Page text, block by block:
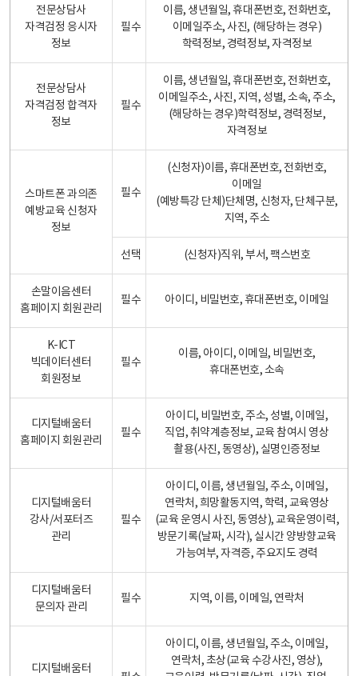
전문상담사
자격검정 응시자
정보
필수
이름, 생년월일, 휴대폰번호, 전화번호,
이메일주소, 사진, (해당하는 경우)
학력정보, 경력정보, 자격정보
전문상담사
자격검정 합격자
정보
필수
이름, 생년월일, 휴대폰번호, 전화번호,
이메일주소, 사진, 지역, 성별, 소속, 주소,
(해당하는 경우)학력정보, 경력정보,
자격정보
스마트폰 과의존
예방교육 신청자
정보
필수
(신청자)이름, 휴대폰번호, 전화번호,
이메일
(예방특강 단체)단체명, 신청자, 단체구분,
지역, 주소
선택 (신청자)직위, 부서, 팩스번호
손말이음센터
홈페이지 회원관리
필수 아이디, 비밀번호, 휴대폰번호, 이메일
K-ICT
빅데이터센터
회원정보
필수
이름, 아이디, 이메일, 비밀번호,
휴대폰번호, 소속
디지털배움터
홈페이지 회원관리
필수
아이디, 비밀번호, 주소, 성별, 이메일,
직업, 취약계층정보, 교육 참여시 영상
촬용(사진, 동영상), 실명인증정보
디지털배움터
강사/서포터즈
관리
필수
아이디, 이름, 생년월일, 주소, 이메일,
연락처, 희망활동지역, 학력, 교육영상
(교육 운영시 사진, 동영상), 교육운영이력,
방문기록(날짜, 시각), 실시간 양방향교육
가능여부, 자격증, 주요지도 경력
디지털배움터
문의자 관리
필수 지역, 이름, 이메일, 연락처
디지털배움터
아이디, 이름, 생년월일, 주소, 이메일,
연락처, 초상(교육 수강사진, 영상),